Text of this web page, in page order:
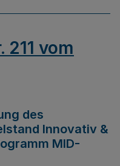
211 vom
des
Innovativ &
MID-